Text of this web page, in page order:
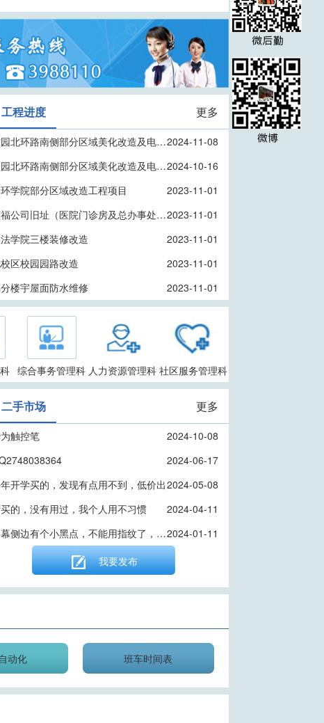
工程进度 更多
2024-11-08
校园北环路南侧部分区域美化改造及电气学院修建活动广场
2024-10-16
校园北环路南侧部分区域美化改造及电气学院修建活动广场
2023-11-01
学院部分区域改造工程项目
2023-11-01
英福公司旧址（医院门诊房及总办事处办公室旧址）修缮工程项目
2023-11-01
学院三楼装修改造
2023-11-01
区校园园路改造
2023-11-01
楼宇屋面防水维修
综合事务管理科 人力资源管理科 社区服务管理科
二手市场 更多
2024-10-08
触控笔
2024-06-17
2024-05-08
开学买的，发现有点用不到，低价出
2024-04-11
的，没有用过，我个人用不习惯
2024-01-11
屏幕侧边有个小黑点，不能用指纹了，一开指纹有屏闪，8+128的4g版本，别的没毛病
我要发布
动化 班车时间表